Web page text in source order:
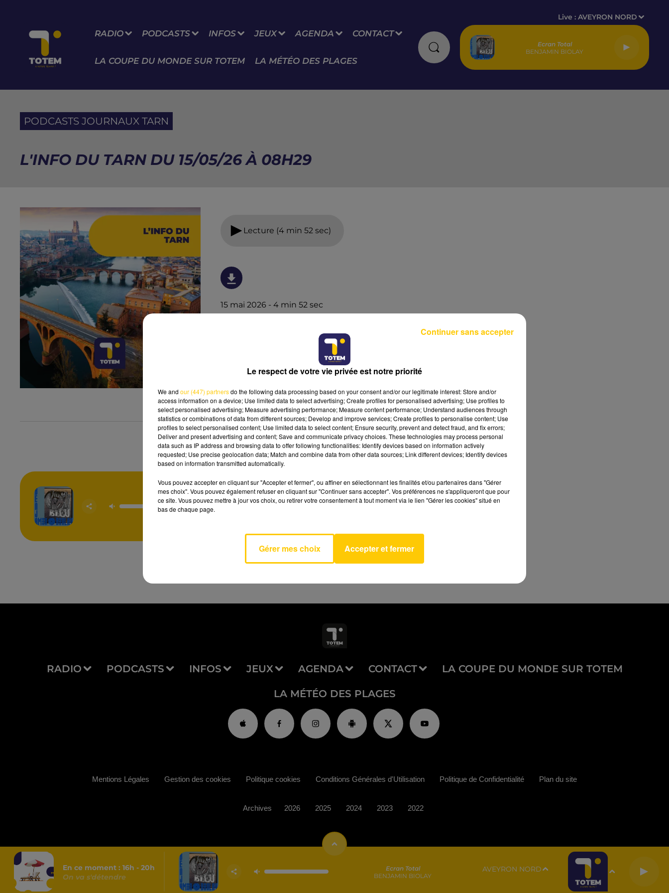
RADIO PODCASTS INFOS JEUX AGENDA CONTACT
LA COUPE DU MONDE SUR TOTEM LA MÉTÉO DES PLAGES
Live :AVEYRON NORD
Ecran Total
BENJAMIN BIOLAY
PODCASTS JOURNAUX TARN
L'INFO DU TARN DU 15/05/26 À 08H29
Lecture (4 min 52 sec)
15 mai 2026 - 4 min 52 sec
Ecran Total
BENJAMIN
BIOLAY
AVEYRON NORD
RADIO PODCASTS INFOS JEUX AGENDA CONTACT LA COUPE DU MONDE SUR TOTEM
LA MÉTÉO DES PLAGES
En ce moment : 16h - 20h
On va s'détendre
Ecran Total
BENJAMIN BIOLAY
AVEYRON NORD
Mentions Légales Gestion des cookies Politique cookies Conditions Générales d'Utilisation Politique de Confidentialité Plan du site
Archives 2026 2025 2024 2023 2022
Le respect de votre vie privée est notre priorité
We and our (447) partnersdo the following data processing based on your consent and/or our legitimate interest: Store and/or
access information on a device; Use limited data to select advertising; Create profiles for personalised advertising; Use profiles to
select personalised advertising; Measure advertising performance; Measure content performance; Understand audiences through
statistics or combinations of data from different sources; Develop and improve services; Create profiles to personalise content; Use
profiles to select personalised content; Use limited data to select content; Ensure security, prevent and detect fraud, and fix errors;
Deliver and present advertising and content; Save and communicate privacy choices. These technologies may process personal
data such as IP address and browsing data to offer following functionalities: Identify devices based on information actively
requested; Use precise geolocation data; Match and combine data from other data sources; Link different devices; Identify devices
based on information transmitted automatically.
Vous pouvez accepter en cliquant sur "Accepter et fermer", ou affiner en sélectionnant les finalités et/ou partenaires dans "Gérer
mes choix". Vous pouvez également refuser en cliquant sur "Continuer sans accepter". Vos préférences ne s'appliqueront que pour
ce site. Vous pouvez mettre à jour vos choix, ou retirer votre consentement à tout moment via le lien "Gérer les cookies" situé en
bas de chaque page.
Gérer mes choix Accepter et fermer
Continuer sans accepter